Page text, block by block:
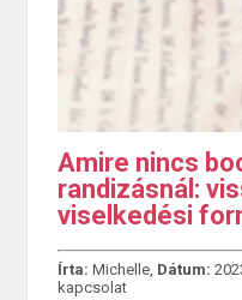
Amire nincs
randizásnál:
viselkedési
Írta: Michelle, Dátum:
kapcsolat